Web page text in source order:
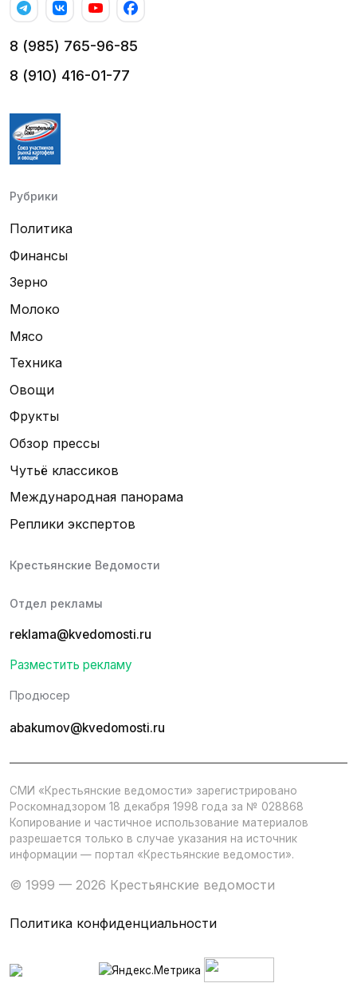
8 (985) 765-96-85
8 (910) 416-01-77
Рубрики
Политика
Финансы
Зерно
Молоко
Мясо
Техника
Овощи
Фрукты
Обзор прессы
Чутьё классиков
Международная панорама
Реплики экспертов
Крестьянские Ведомости
Отдел рекламы
reklama@kvedomosti.ru
Разместить рекламу
Продюсер
abakumov@kvedomosti.ru
СМИ «Крестьянские ведомости» зарегистрировано
Роскомнадзором 18 декабря 1998 года за № 028868
Копирование и частичное использование материалов
разрешается только в случае указания на источник
информации — портал «Крестьянские ведомости».
© 1999 — 2026 Крестьянские ведомости
Политика конфиденциальности